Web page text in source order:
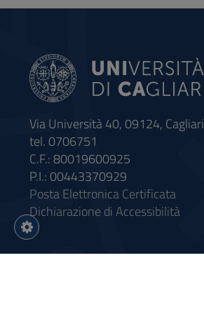
Via Università 40, 09124, Cagliari
tel. 0706751
C.F.: 80019600925
P.I.: 00443370929
Posta Elettronica Certificata
Dichiarazione di Accessibilità
Impostazioni
cookie